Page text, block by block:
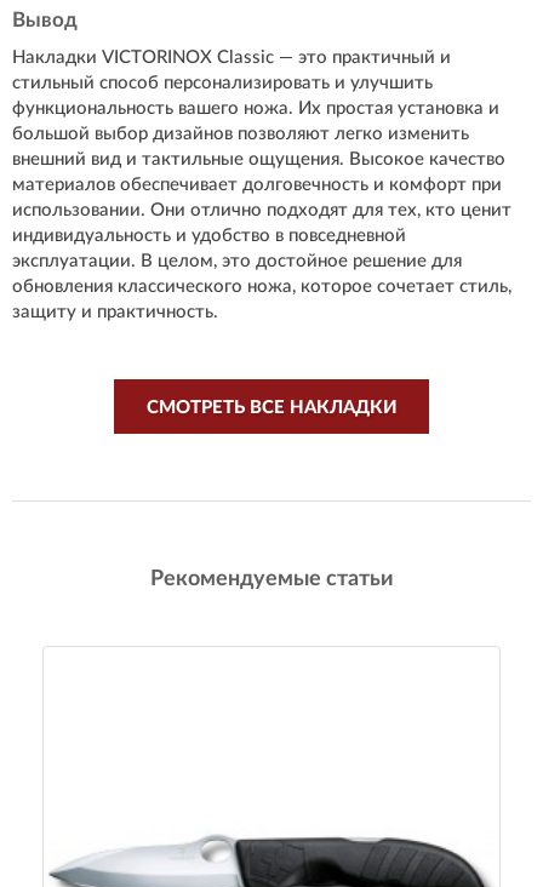
Вывод
Накладки VICTORINOX Classic — это практичный и
стильный способ персонализировать и улучшить
функциональность вашего ножа. Их простая установка и
большой выбор дизайнов позволяют легко изменить
внешний вид и тактильные ощущения. Высокое качество
материалов обеспечивает долговечность и комфорт при
использовании. Они отлично подходят для тех, кто ценит
индивидуальность и удобство в повседневной
эксплуатации. В целом, это достойное решение для
обновления классического ножа, которое сочетает стиль,
защиту и практичность.
СМОТРЕТЬ ВСЕ НАКЛАДКИ
Рекомендуемые статьи